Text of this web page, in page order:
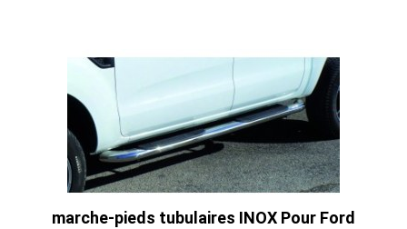
marche-pieds tubulaires INOX Pour Ford